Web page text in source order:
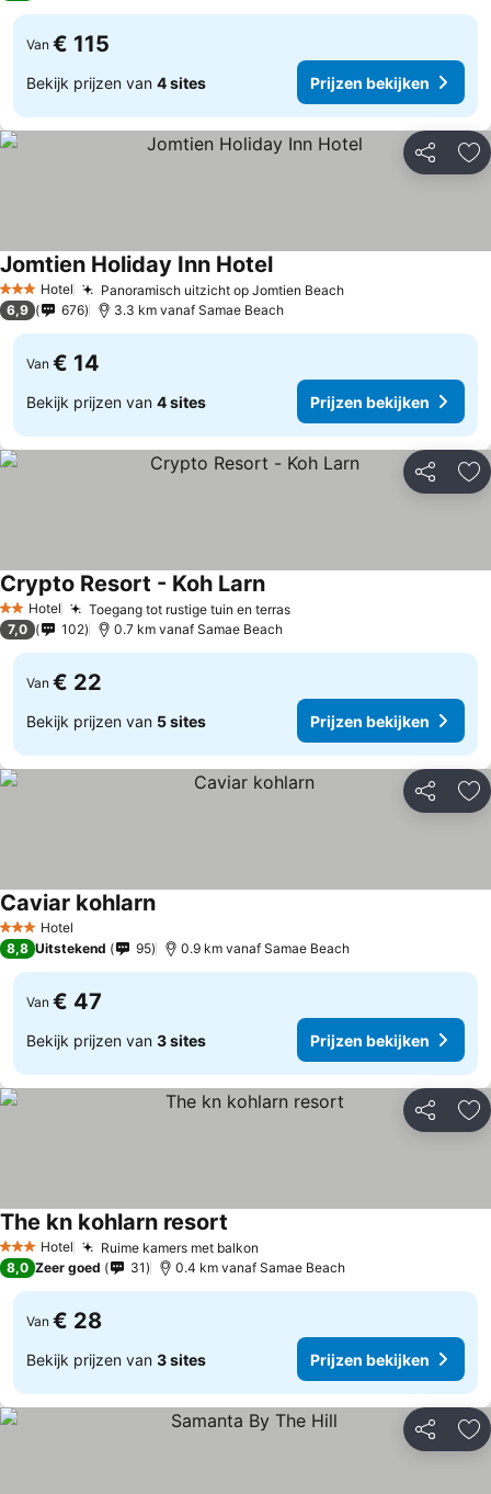
Van € 115
Bekijk prijzen van 4 sites Prijzen bekijken
Delen
3 SterrenHotel Panoramisch uitzicht op Jomtien BeachPrijzen bekijken
Jomtien Holiday Inn HotelPrijzen bekijken
6,9 676 3.3 km vanaf Samae Beach
Van € 14
Bekijk prijzen van 4 sites Prijzen bekijken
Delen
2 Sterren
Hotel Toegang tot rustige tuin en terrasPrijzen bekijken
Crypto Resort - Koh LarnPrijzen bekijken
7,0 102 0.7 km vanaf Samae Beach
Van € 22
Bekijk prijzen van 5 sites Prijzen bekijken
Delen
3 SterrenHotel
Caviar kohlarnPrijzen bekijken
8,8 Uitstekend 95 0.9 km vanaf Samae Beach
Van € 47
Bekijk prijzen van 3 sites Prijzen bekijken
Delen
3 SterrenHotel Ruime kamers met balkon
The kn kohlarn resort
8,0 Zeer goed 31 0.4 km vanaf Samae Beach
Van € 28
Bekijk prijzen van 3 sites Prijzen bekijken
Delen